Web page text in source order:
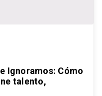
Ignoramos: Cómo
talento,